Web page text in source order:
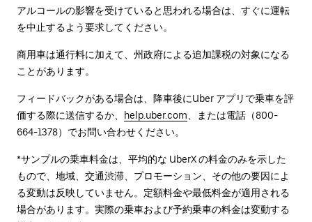
アルコールの影響を受けていると思われる場合は、すぐに運転
を中止するよう要求してください。
商用車は通行料に加えて、州政府による追加課税の対象になる
ことがあります。
フィードバックがある場合は、降車後に⁠Uber アプリで乗車を評
価する際に送信するか、
help.uber.com 、または電話（800-
664-1378）でお問い合わせください。
*サンプルの乗車料金は、平均的な UberX の料金のみを示した
もので、地域、交通渋滞、プロモーション、その他の要因によ
る変動は反映していません。定額料金や最低料金が適用される
場合があります。実際の乗車および予約乗車の料金は変動する